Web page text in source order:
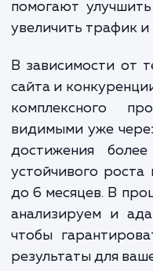
Финальная стоимость
состояние сайта и
прозрачности
детали, прежде чем